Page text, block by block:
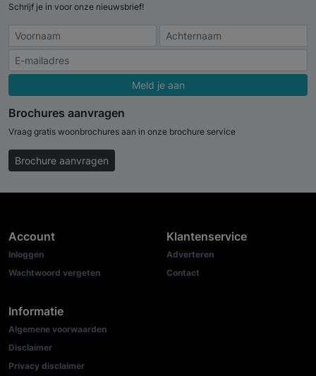
Schrijf je in voor onze nieuwsbrief!
Meld je aan
Brochures aanvragen
Vraag gratis woonbrochures aan in onze brochure service
Brochure aanvragen
Account
Inloggen
Wachtwoord vergeten
Informatie
Algemene voorwaarden
Disclaimer
Privacy disclaimer
Klantenservice
Adverteren
Contact